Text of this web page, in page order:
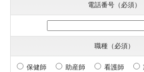
電話番号（必須）
職種（必須）
保健師 助産師 看護師